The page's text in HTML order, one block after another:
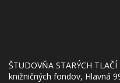
ŠTUDOVŇA STARÝCH
knižničných fondov, Hlavná